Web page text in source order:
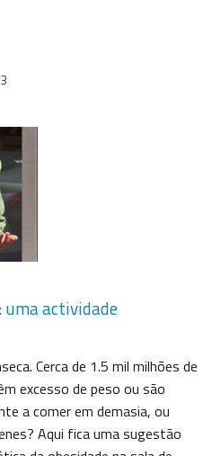
uma actividade
Cerca de 1.5 mil milhões de
excesso de peso ou são
a comer em demasia, ou
Aqui fica uma sugestão